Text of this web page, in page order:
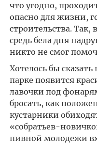
что угодно,
опасно для жизни,
строительства. Так,
средь бела дня
никто не смог
Хотелось бы
парке появится
лавочки под
бросать, как
кустарники
«собратьев-
пивной молодежи